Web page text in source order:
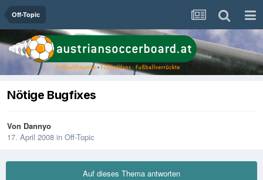
Off-Topic
Nötige Bugfixes
Von Dannyo
17. April 2008 in Off-Topic
Auf dieses Thema antworten